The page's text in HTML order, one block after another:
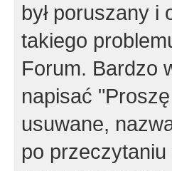
był poruszany
takiego
Forum. Bardzo
napisać
usuwane,
po